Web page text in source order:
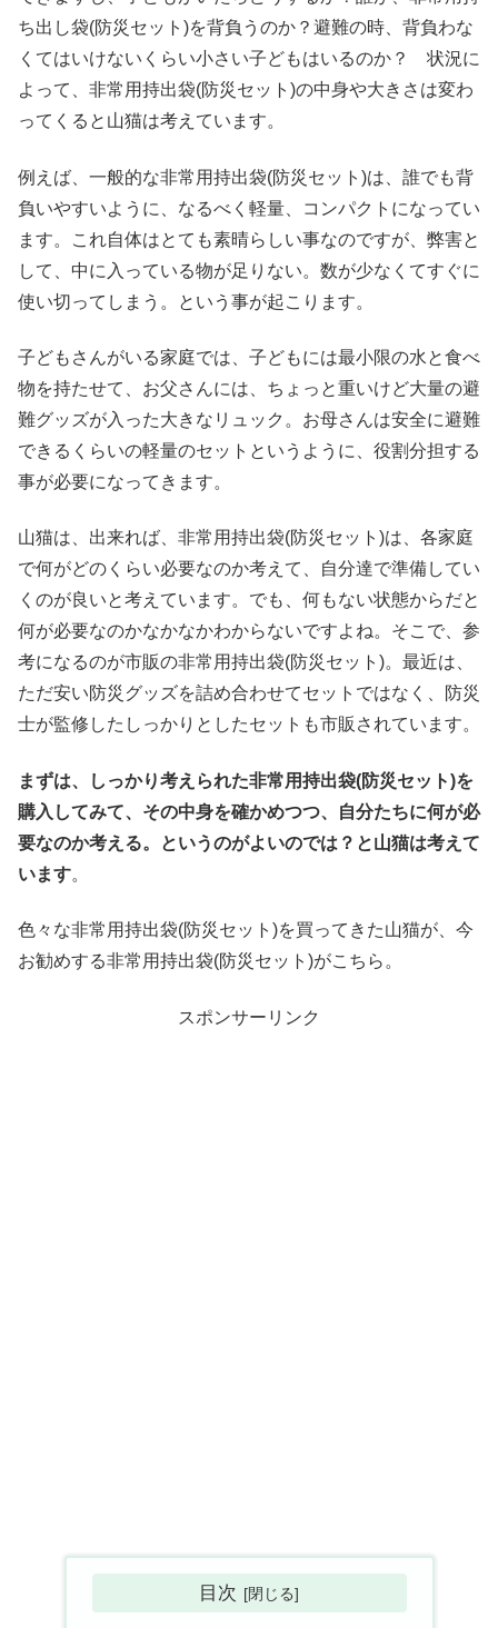
ち出し袋(防災セット)を背負うのか？避難の時、背負わな
くてはいけないくらい小さい子どもはいるのか？ 状況に
よって、非常用持出袋(防災セット)の中身や大きさは変わ
ってくると山猫は考えています。
例えば、一般的な非常用持出袋(防災セット)は、誰でも背
負いやすいように、なるべく軽量、コンパクトになってい
ます。これ自体はとても素晴らしい事なのですが、弊害と
して、中に入っている物が足りない。数が少なくてすぐに
使い切ってしまう。という事が起こります。
子どもさんがいる家庭では、子どもには最小限の水と食べ
物を持たせて、お父さんには、ちょっと重いけど大量の避
難グッズが入った大きなリュック。お母さんは安全に避難
できるくらいの軽量のセットというように、役割分担する
事が必要になってきます。
山猫は、出来れば、非常用持出袋(防災セット)は、各家庭
で何がどのくらい必要なのか考えて、自分達で準備してい
くのが良いと考えています。でも、何もない状態からだと
何が必要なのかなかなかわからないですよね。そこで、参
考になるのが市販の非常用持出袋(防災セット)。最近は、
ただ安い防災グッズを詰め合わせてセットではなく、防災
士が監修したしっかりとしたセットも市販されています。
まずは、しっかり考えられた非常用持出袋(防災セット)を
購入してみて、その中身を確かめつつ、自分たちに何が必
要なのか考える。というのがよいのでは？と山猫は考えて
います。
色々な非常用持出袋(防災セット)を買ってきた山猫が、今
お勧めする非常用持出袋(防災セット)がこちら。
スポンサーリンク
目次